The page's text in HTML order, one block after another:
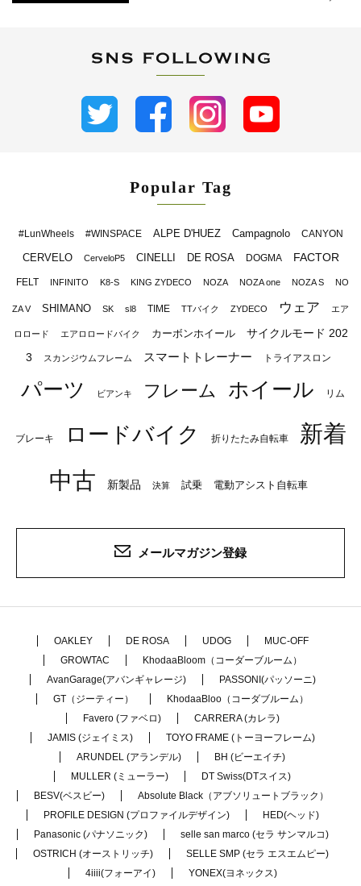
Popular Tag
#LunWheels #WINSPACE ALPE D'HUEZ Campagnolo CANYON
CERVELO CerveloP5 CINELLI DE ROSA DOGMA FACTOR
FELT INFINITO K8-S KING ZYDECO NOZA NOZA one NOZA S NO
ZA V SHIMANO SK sl8 TIME TTバイク ZYDECO ウェア エア
ロロード エアロロードバイク カーボンホイール
サイクルモード 202
3
スカンジウムフレーム スマートトレーナー トライアスロン
パーツ ビアンキ フレーム ホイール リム
ブレーキ ロードバイク 折りたたみ自転車
新着
中古
新製品 決算 試乗 電動アシスト自転車
メールマガジン登録
OAKLEY DE ROSA UDOG
MUC-OFF
GROWTAC
KhodaaBloom（コーダーブルーム）
AvanGarage(アバンギャレージ)
PASSONI(パッソーニ)
GT（ジーティー）
KhodaaBloo（コーダブルーム）
Favero (ファベロ)
CARRERA (カレラ)
JAMIS (ジェイミス)
TOYO FRAME (トーヨーフレーム)
ARUNDEL (アランデル)
BH (ビーエイチ)
MULLER (ミューラー)
DT Swiss(DTスイス)
BESV(ベスビー)
Absolute Black（アブソリュートブラック）
PROFILE DESIGN (プロファイルデザイン)
HED(ヘッド)
Panasonic (パナソニック)
selle san marco (セラ サンマルコ)
OSTRICH (オーストリッチ)
SELLE SMP (セラ エスエムピー)
4iiii(フォーアイ)
YONEX(ヨネックス)